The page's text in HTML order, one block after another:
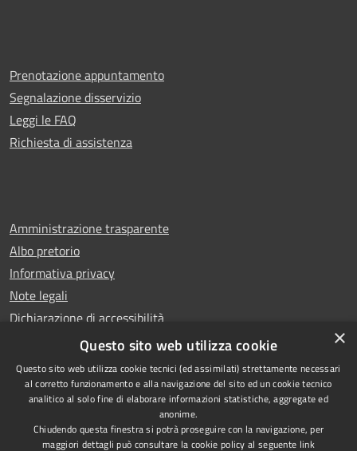
Prenotazione appuntamento
Segnalazione disservizio
Leggi le FAQ
Richiesta di assistenza
Amministrazione trasparente
Albo pretorio
Informativa privacy
Note legali
Dichiarazione di accessibilità
Whistleblowing
Accessibilità
Copyright © 2024 Città
di Ciampino
×
Questo sito web utilizza cookie
Questo sito web utilizza cookie tecnici (ed assimilati) strettamente necessari
al corretto funzionamento e alla navigazione del sito ed un cookie tecnico
analitico al solo fine di elaborare informazioni statistiche, aggregate ed
anonime.
Chiudendo questa finestra si potrà proseguire con la navigazione, per
maggiori dettagli può consultare la cookie policy al seguente link